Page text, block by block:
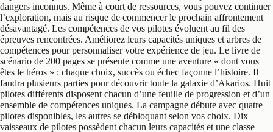
dangers inconnus. Même à court de ressources, vous pouvez continuer
l’exploration, mais au risque de commencer le prochain affrontement
désavantagé. Les compétences de vos pilotes évoluent au fil des
épreuves rencontrées. Améliorez leurs capacités uniques et arbres de
compétences pour personnaliser votre expérience de jeu. Le livre de
scénario de 200 pages se présente comme une aventure « dont vous
êtes le héros » : chaque choix, succès ou échec façonne l’histoire. Il
faudra plusieurs parties pour découvrir toute la galaxie d’Akarios. Huit
pilotes différents disposent chacun d’une feuille de progression et d’un
ensemble de compétences uniques. La campagne débute avec quatre
pilotes disponibles, les autres se débloquant selon vos choix. Dix
vaisseaux de pilotes possèdent chacun leurs capacités et une classe